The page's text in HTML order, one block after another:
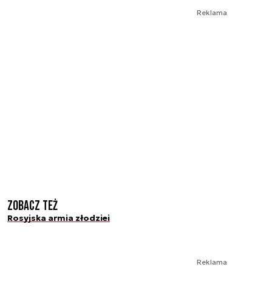
Reklama
Zobacz też
Rosyjska armia złodziei
Reklama